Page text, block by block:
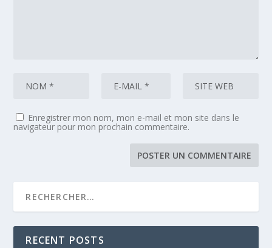
Enregistrer mon nom, mon e-mail et mon site dans le
navigateur pour mon prochain commentaire.
RECENT POSTS